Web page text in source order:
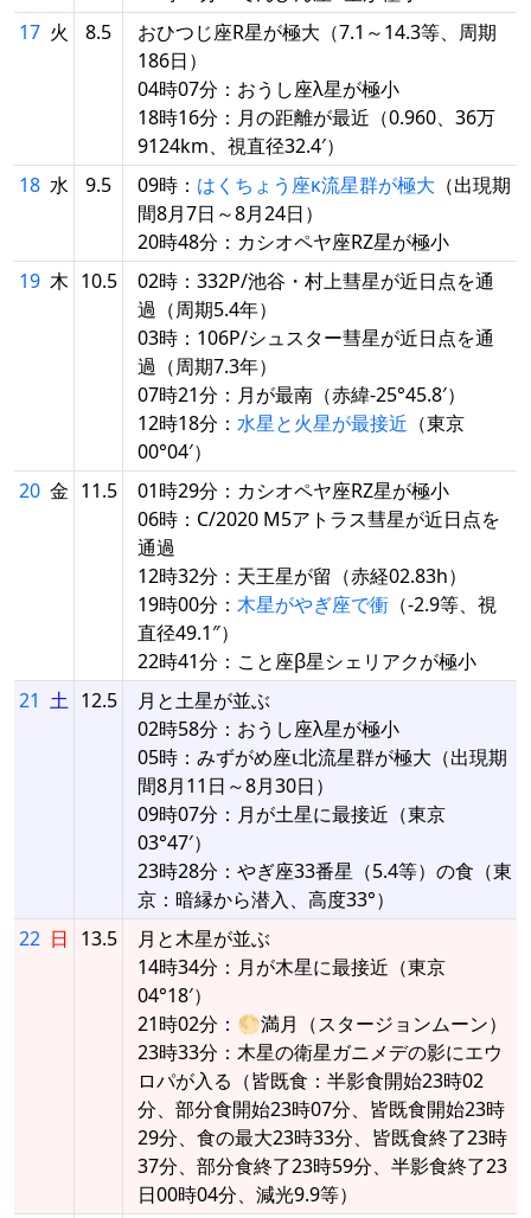
17 火 8.5
おひつじ座R星が極大（7.1～14.3等、周期
186日）
04時07分：おうし座λ星が極小
18時16分：月の距離が最近（0.960、36万
9124km、視直径32.4′）
18 水 9.5 09時： はくちょう座κ流星群が極大 （出現期
間8月7日～8月24日）
20時48分：カシオペヤ座RZ星が極小
19 木 10.5
02時：332P/池谷・村上彗星が近日点を通
過（周期5.4年）
03時：106P/シュスター彗星が近日点を通
過（周期7.3年）
07時21分：月が最南（赤緯-25°45.8′）
12時18分： 水星と火星が最接近 （東京
00°04′）
20 金 11.5
01時29分：カシオペヤ座RZ星が極小
06時：C/2020 M5アトラス彗星が近日点を
通過
12時32分：天王星が留（赤経02.83h）
19時00分： 木星がやぎ座で衝 （-2.9等、視
直径49.1″）
22時41分：こと座β星シェリアクが極小
21 土 12.5
月と土星が並ぶ
02時58分：おうし座λ星が極小
05時：みずがめ座ι北流星群が極大（出現期
間8月11日～8月30日）
09時07分：月が土星に最接近（東京
03°47′）
23時28分：やぎ座33番星（5.4等）の食（東
京：暗縁から潜入、高度33°）
22 日 13.5
月と木星が並ぶ
14時34分：月が木星に最接近（東京
04°18′）
21時02分：🌕満月（スタージョンムーン）
23時33分：木星の衛星ガニメデの影にエウ
ロパが入る（皆既食：半影食開始23時02
分、部分食開始23時07分、皆既食開始23時
29分、食の最大23時33分、皆既食終了23時
37分、部分食終了23時59分、半影食終了23
日00時04分、減光9.9等）